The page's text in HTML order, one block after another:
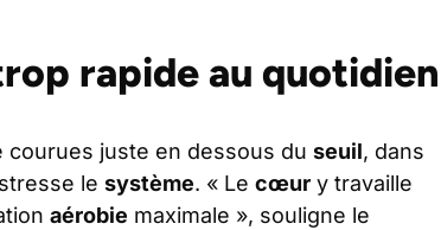
rapide au quotidien
courues juste en dessous du seuil, dans
le système. « Le cœur y travaille
aérobie maximale », souligne le